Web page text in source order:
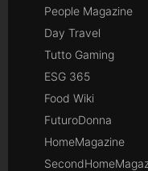
People Magazine
Day Travel
Tutto Gaming
ESG 365
Food Wiki
FuturoDonna
HomeMagazine